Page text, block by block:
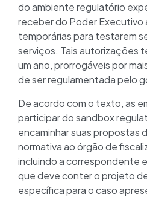
do ambiente regulatório
receber do Poder Executivo
temporárias para testarem
serviços. Tais autorizações
um ano, prorrogáveis por
de ser regulamentada pelo
De acordo com o texto, as
participar do sandbox
encaminhar suas propostas
normativa ao órgão de
incluindo a correspondente
que deve conter o projeto
específica para o caso